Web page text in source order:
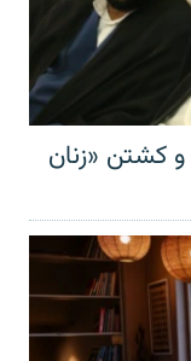
و کشتن «زنان